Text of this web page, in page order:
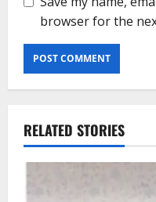
browser for the
RELATED STORIES